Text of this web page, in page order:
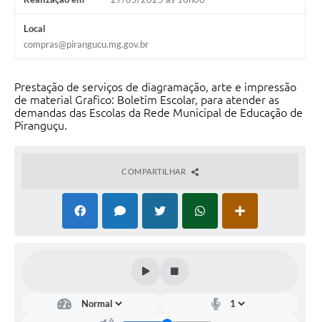
Local
compras@pirangucu.mg.gov.br
Prestação de serviços de diagramação, arte e impressão
de material Grafico: Boletim Escolar, para atender as
demandas das Escolas da Rede Municipal de Educação de
Piranguçu.
COMPARTILHAR